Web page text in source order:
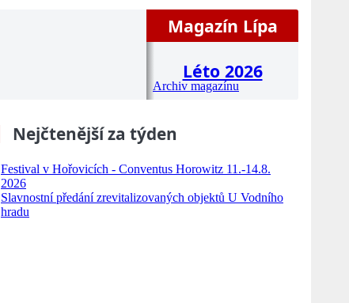
Magazín Lípa
Léto 2026
Archiv magazínu
Nejčtenější za týden
Festival v Hořovicích - Conventus Horowitz 11.-14.8.
2026
Slavnostní předání zrevitalizovaných objektů U Vodního
hradu